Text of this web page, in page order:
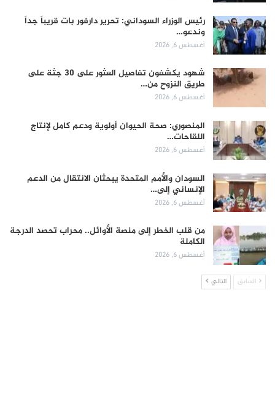
رئيس الوزراء السوداني: تحرير دارفور بات قريباً جداً
وندعو…
أغسطس 6, 2026
شهود يكشفون تفاصيل العثور على 30 جثة على
طريق النزوح من…
أغسطس 6, 2026
المنصوري: صحة الحيوان أولوية ودعم كامل لإنتاج
اللقاحات…
أغسطس 6, 2026
السودان والأمم المتحدة يبحثان الانتقال من الدعم
الإنساني إلى…
أغسطس 6, 2026
من قلب الخطر إلى منصة الأوائل.. محراب تحصد الدرجة
الكاملة
أغسطس 6, 2026
السابق التالي